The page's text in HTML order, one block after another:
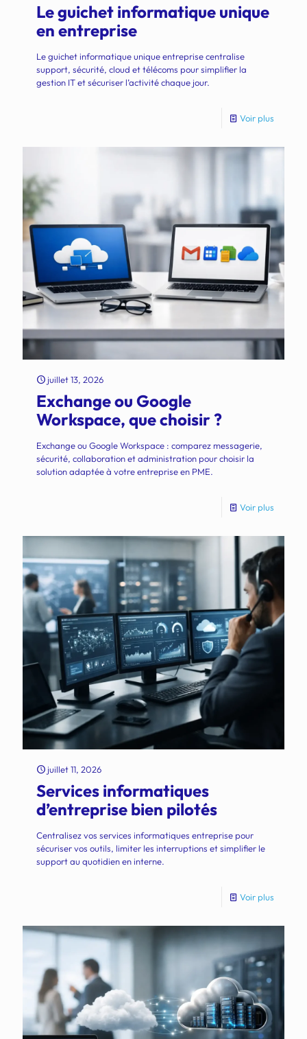
Le guichet informatique unique
en entreprise
Le guichet informatique unique entreprise centralise
support, sécurité, cloud et télécoms pour simplifier la
gestion IT et sécuriser l’activité chaque jour.
Voir plus
juillet 13, 2026
Exchange ou Google
Workspace, que choisir ?
Exchange ou Google Workspace : comparez messagerie,
sécurité, collaboration et administration pour choisir la
solution adaptée à votre entreprise en PME.
Voir plus
juillet 11, 2026
Services informatiques
d’entreprise bien pilotés
Centralisez vos services informatiques entreprise pour
sécuriser vos outils, limiter les interruptions et simplifier le
support au quotidien en interne.
Voir plus